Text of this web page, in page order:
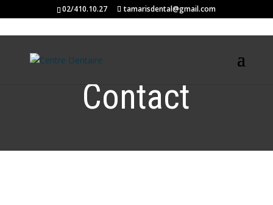
02/410.10.27 tamarisdental@gmail.com
Contact